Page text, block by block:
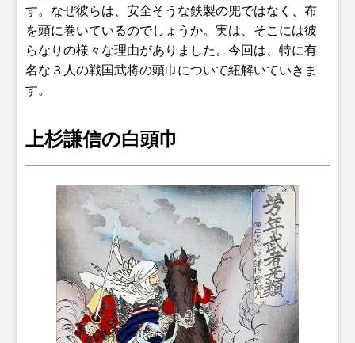
す。なぜ彼らは、安全そうな鉄製の兜ではなく、布
を頭に巻いているのでしょうか。実は、そこには彼
らなりの様々な理由がありました。今回は、特に有
名な３人の戦国武将の頭巾について紐解いていきま
す。
上杉謙信の白頭巾